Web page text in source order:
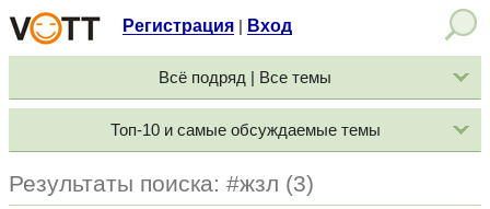
Регистрация Вход
Всё подряд | Все темы
Топ-10 и самые обсуждаемые темы
Результаты поиска: #жзл (3)